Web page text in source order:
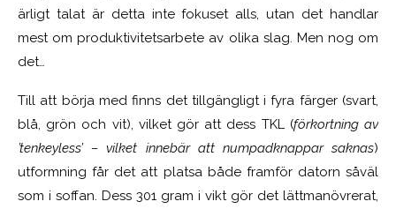
ärligt talat är detta inte fokuset alls, utan det handlar
mest om produktivitetsarbete av olika slag. Men nog om
det…
Till att börja med finns det tillgängligt i fyra färger (svart,
blå, grön och vit), vilket gör att dess TKL (förkortning av
’tenkeyless’ – vilket innebär att numpadknappar saknas)
utformning får det att platsa både framför datorn såväl
som i soffan. Dess 301 gram i vikt gör det lättmanövrerat,